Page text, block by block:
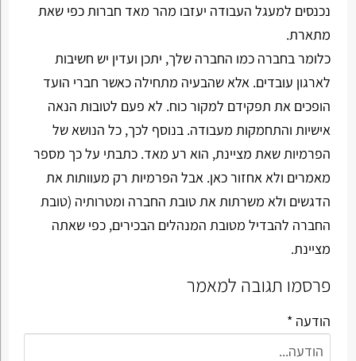
נכנסים למעגל העבודה יעזבו מהר מאד חברות כפי שאת
מתארת.
כלומר בחברה כמו החברה שלך, יתכן ועדין יש חשיבות
לארגון עובדים. אלא שהבעיה מתחילה כאשר חברי הועד
הופכים את תפקידם למקור כוח. לא פעם לטובות הנאה
אישיות והתחמקות מעבודה. בנוסף לכך, כל הנושא של
הפרמיות שאת מציינת, הוא רע מאד. כתבתי על כך מספר
מאמרים ולא אחזור כאן. אבל הפרמיות רק מעוותות את
הדגשים ולא משרתות את טובת החברה ומטרותיה (טובת
החברה להבדיל מטובת המנהלים הבכירים, כפי שאתה
מציינת.
פרסמו תגובה למאמר
הודעה *